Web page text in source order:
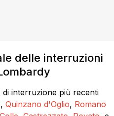
delle interruzioni
di interruzione più recenti
, Quinzano d'Oglio, Romano